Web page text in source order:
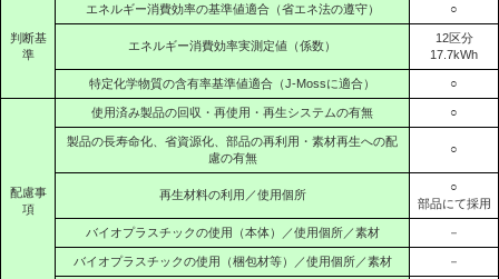
判断基
準
エネルギー消費効率の基準値適合（省エネ法の遵守） ○
エネルギー消費効率実測定値（係数）
12区分
17.7kWh
特定化学物質の含有率基準値適合（J-Mossに適合） ○
配慮事
項
使用済み製品の回収・再使用・再生システムの有無 ○
製品の長寿命化、省資源化、部品の再利用・素材再生への配
慮の有無
○
再生材料の利用／使用個所
○
部品にて採用
バイオプラスチックの使用（本体）／使用個所／素材 －
バイオプラスチックの使用（梱包材等）／使用個所／素材 －